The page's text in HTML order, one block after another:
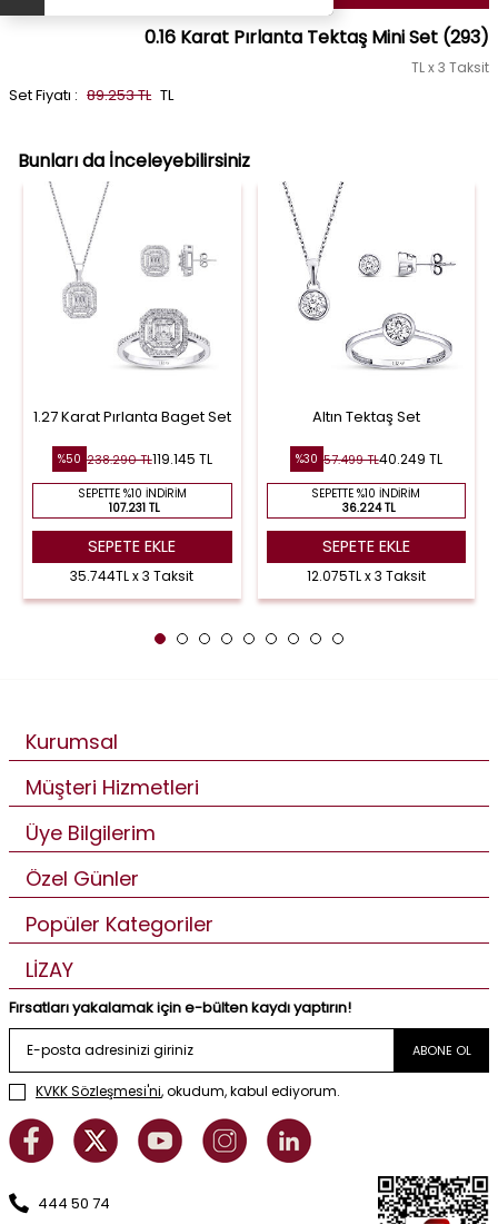
0.16 Karat Pırlanta Tektaş Mini Set (293)
TL x 3 Taksit
Set Fiyatı : 89.253 TL TL
Bunları da İnceleyebilirsiniz
1.27 Karat Pırlanta Baget Set
%50 238.290 TL119.145 TL
SEPETTE %10 İNDIRIM
107.231 TL
SEPETE EKLE
35.744TL x 3 Taksit
Altın Tektaş Set
%30 57.499 TL40.249 TL
SEPETTE %10 İNDIRIM
36.224 TL
SEPETE EKLE
12.075TL x 3 Taksit
Kurumsal
Müşteri Hizmetleri
Üye Bilgilerim
Özel Günler
Popüler Kategoriler
LİZAY
Fırsatları yakalamak için e-bülten kaydı yaptırın!
ABONE OL
KVKK Sözleşmesi'ni, okudum, kabul ediyorum.
444 50 74